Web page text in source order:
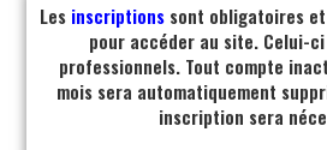
Les inscriptions sont obligatoires
pour accéder au site. Celui-
professionnels. Tout compte
mois sera automatiquement
inscription sera